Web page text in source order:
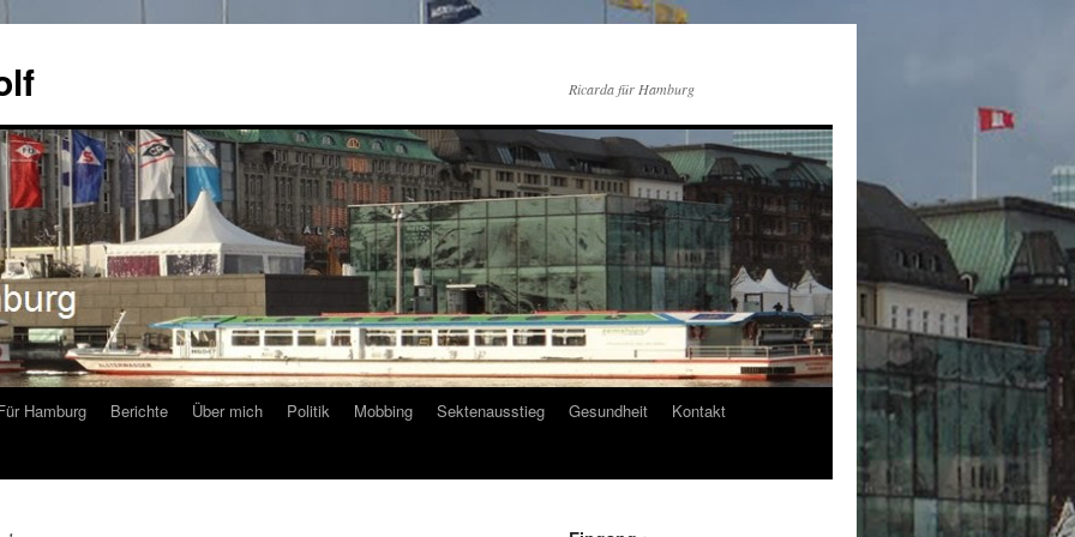
Ricarda für Hamburg
Hamburg Berichte Über mich Politik Mobbing Sektenausstieg Gesundheit
Kontakt